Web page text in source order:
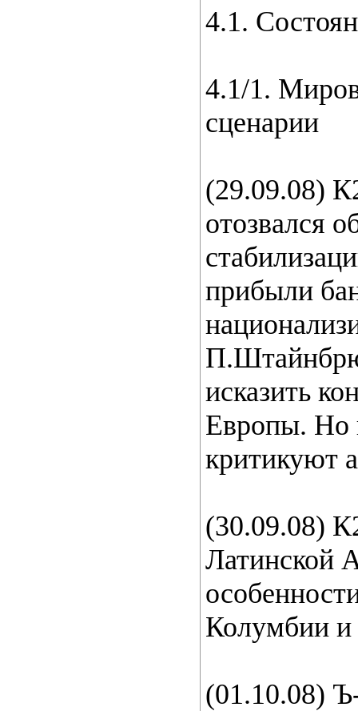
4.1.
4.1/1.
сценарии
(29.09.08)
отозвался
прибыли
исказить
Европы. Но
критикуют
(30.09.08)
Латинской
Колумбии и
(01.10.08)